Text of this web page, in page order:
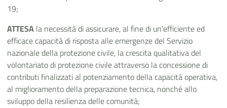
19;
ATTESA la necessità di assicurare, al fine di un’efficiente ed
efficace capacità di risposta alle emergenze del Servizio
nazionale della protezione civile, la crescita qualitativa del
volontariato di protezione civile attraverso la concessione di
contributi finalizzati al potenziamento della capacità operativa,
al miglioramento della preparazione tecnica, nonché allo
sviluppo della resilienza delle comunità;